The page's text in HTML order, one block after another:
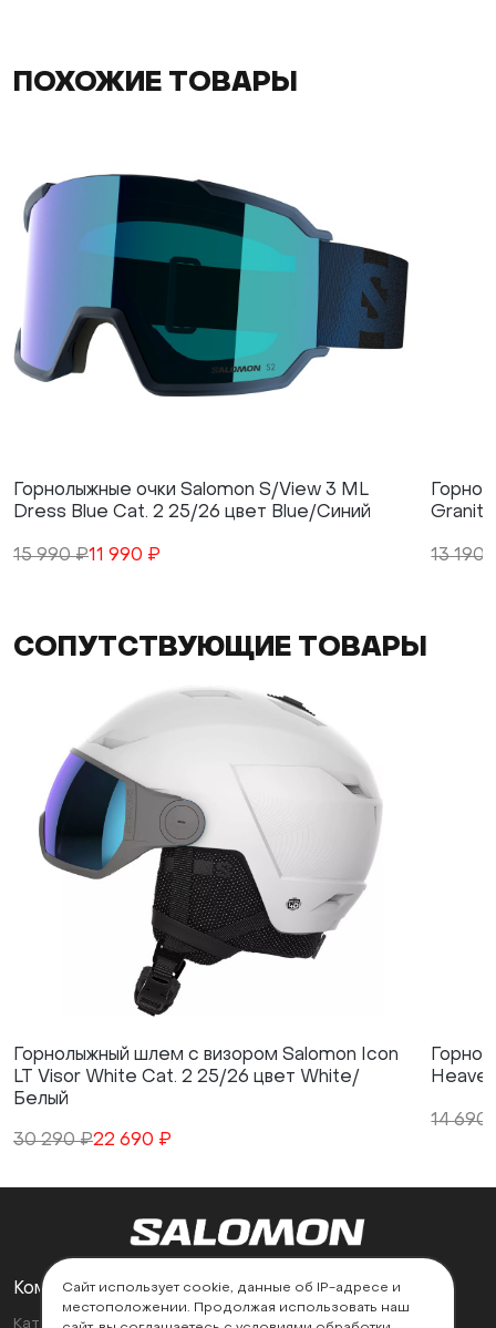
ПОХОЖИЕ ТОВАРЫ
Горнолыжные очки Salomon S/View 3 ML
Dress Blue Cat. 2 25/26 цвет Blue/Синий
15 990 ₽11 990 ₽ 13 190
СОПУТСТВУЮЩИЕ ТОВАРЫ
Горнолыжный шлем с визором Salomon Icon
LT Visor White Cat. 2 25/26 цвет White/
Белый
30 290 ₽22 690 ₽
14 690
Компания
Каталог
Поддержка
Контакты
Сайт использует cookie, данные об IP-адресе и
местоположении. Продолжая использовать наш